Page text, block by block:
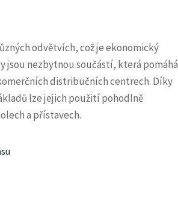
odvětvích, což je ekonomický
jsou nezbytnou součástí, která pomáhá
distribučních centrech. Díky
lze jejich použití pohodlně
a přístavech.